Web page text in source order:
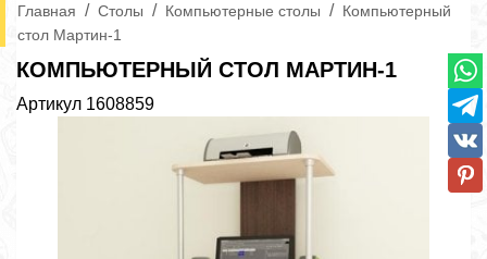
Главная / Столы / Компьютерные столы / Компьютерный
стол Мартин-1
КОМПЬЮТЕРНЫЙ СТОЛ МАРТИН-1
Артикул 1608859